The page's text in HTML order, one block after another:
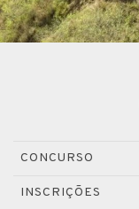
CONCURSO
INSCRIÇÕES